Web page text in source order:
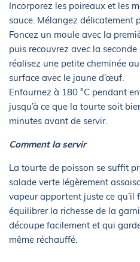
Incorporez les poireaux et les
sauce. Mélangez délicatement
Foncez un moule avec la
puis recouvrez avec la
réalisez une petite cheminée
surface avec le jaune d’œuf.
Enfournez à 180 °C pendant
jusqu’à ce que la tourte soit
minutes avant de servir.
Comment la servir
La tourte de poisson se suffit
salade verte légèrement
vapeur apportent juste ce qu’il
équilibrer la richesse de la
découpe facilement et qui
même réchauffé.